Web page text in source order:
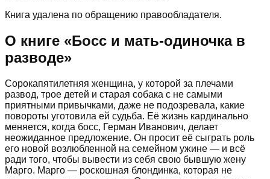
Книга удалена по обращению правообладателя.
О книге «Босс и мать-одиночка в
разводе»
Сорокапятилетняя женщина, у которой за плечами
развод, трое детей и старая собака с не самыми
приятными привычками, даже не подозревала, какие
повороты уготовила ей судьба. Её жизнь кардинально
меняется, когда босс, Герман Иванович, делает
неожиданное предложение. Он просит её сыграть роль
его новой возлюбленной на семейном ужине — и всё
ради того, чтобы вывести из себя свою бывшую жену
Марго. Марго — роскошная блондинка, которая не